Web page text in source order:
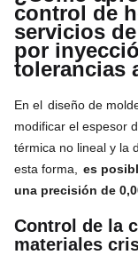
control de
servicios
por
tolerancias
En el diseño de
modificar el espesor
térmica no lineal y la
esta forma,
es
una precisión de
Control de la
materiales